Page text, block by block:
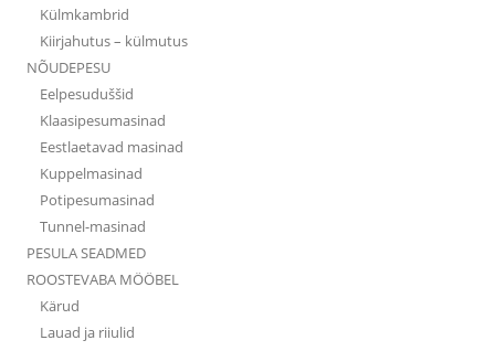
Külmkambrid
Kiirjahutus – külmutus
NÕUDEPESU
Eelpesuduššid
Klaasipesumasinad
Eestlaetavad masinad
Kuppelmasinad
Potipesumasinad
Tunnel-masinad
PESULA SEADMED
ROOSTEVABA MÖÖBEL
Kärud
Lauad ja riiulid